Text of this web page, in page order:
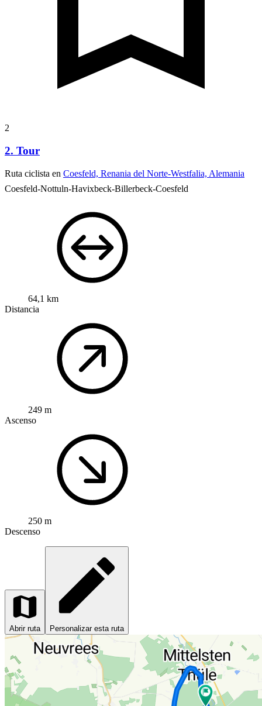
2
2. Tour
Ruta ciclista en Coesfeld, Renania del Norte-Westfalia, Alemania
Coesfeld-Nottuln-Havixbeck-Billerbeck-Coesfeld
64,1 km
Distancia
249 m
Ascenso
250 m
Descenso
Abrir ruta Personalizar esta ruta